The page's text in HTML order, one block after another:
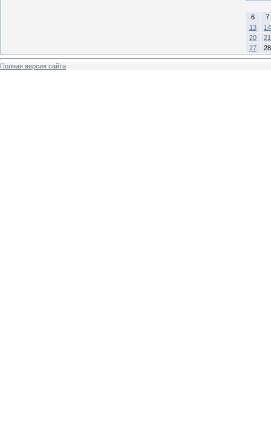
6
7
13
14
20
21
27
28
Полная версия сайта